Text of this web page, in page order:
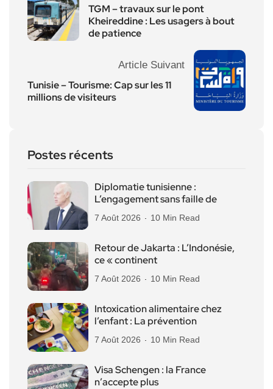
TGM – travaux sur le pont
Kheireddine : Les usagers à bout
de patience
Article Suivant
Tunisie – Tourisme: Cap sur les 11
millions de visiteurs
Postes récents
Diplomatie tunisienne :
L’engagement sans faille de
7 Août 2026 10 Min Read
Retour de Jakarta : L’Indonésie,
ce « continent
7 Août 2026 10 Min Read
Intoxication alimentaire chez
l’enfant : La prévention
7 Août 2026 10 Min Read
Visa Schengen : la France
n’accepte plus